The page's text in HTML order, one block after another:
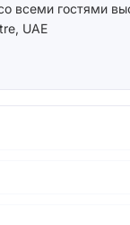
всеми гостями
UAE